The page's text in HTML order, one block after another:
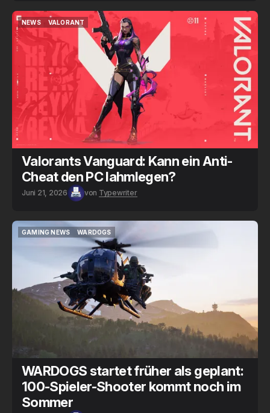
NEWS
NEWS
VALORANT
VALORANT
Valorants Vanguard: Kann ein Anti-
Cheat den PC lahmlegen?
Juni 21, 2026 von Typewriter
GAMING NEWS
WARDOGS
WARDOGS
WARDOGS startet früher als geplant:
100-Spieler-Shooter kommt noch im
Sommer